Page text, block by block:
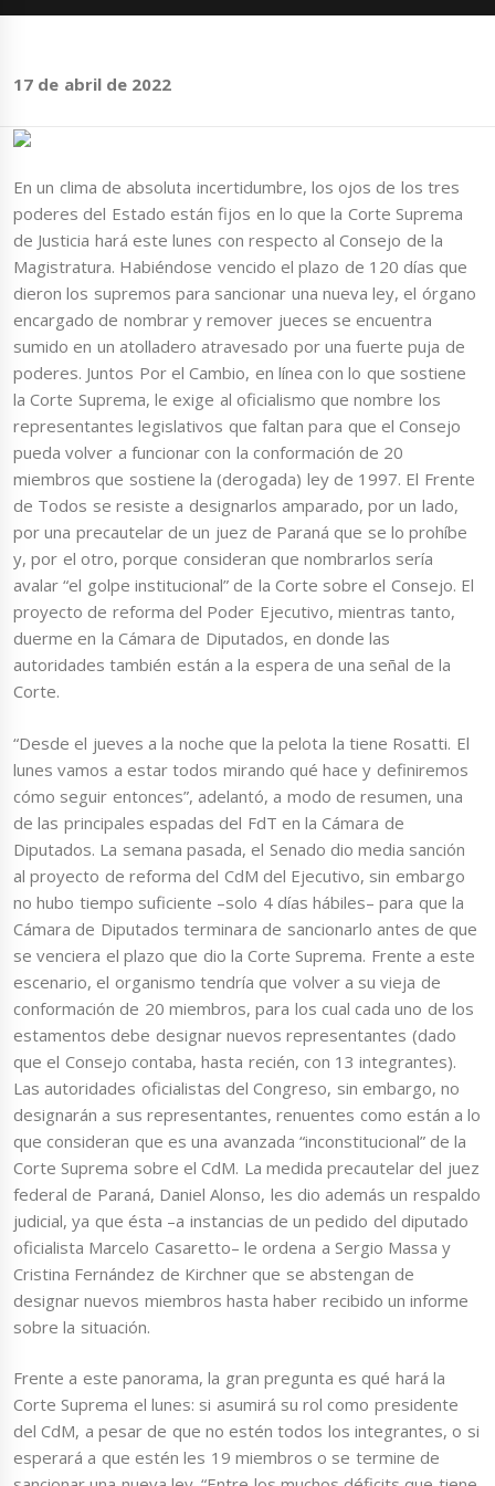
17 de abril de 2022
En un clima de absoluta incertidumbre, los ojos de los tres
poderes del Estado están fijos en lo que la Corte Suprema
de Justicia hará este lunes con respecto al Consejo de la
Magistratura. Habiéndose vencido el plazo de 120 días que
dieron los supremos para sancionar una nueva ley, el órgano
encargado de nombrar y remover jueces se encuentra
sumido en un atolladero atravesado por una fuerte puja de
poderes. Juntos Por el Cambio, en línea con lo que sostiene
la Corte Suprema, le exige al oficialismo que nombre los
representantes legislativos que faltan para que el Consejo
pueda volver a funcionar con la conformación de 20
miembros que sostiene la (derogada) ley de 1997. El Frente
de Todos se resiste a designarlos amparado, por un lado,
por una precautelar de un juez de Paraná que se lo prohíbe
y, por el otro, porque consideran que nombrarlos sería
avalar “el golpe institucional” de la Corte sobre el Consejo. El
proyecto de reforma del Poder Ejecutivo, mientras tanto,
duerme en la Cámara de Diputados, en donde las
autoridades también están a la espera de una señal de la
Corte.
“Desde el jueves a la noche que la pelota la tiene Rosatti. El
lunes vamos a estar todos mirando qué hace y definiremos
cómo seguir entonces”, adelantó, a modo de resumen, una
de las principales espadas del FdT en la Cámara de
Diputados. La semana pasada, el Senado dio media sanción
al proyecto de reforma del CdM del Ejecutivo, sin embargo
no hubo tiempo suficiente –solo 4 días hábiles– para que la
Cámara de Diputados terminara de sancionarlo antes de que
se venciera el plazo que dio la Corte Suprema. Frente a este
escenario, el organismo tendría que volver a su vieja de
conformación de 20 miembros, para los cual cada uno de los
estamentos debe designar nuevos representantes (dado
que el Consejo contaba, hasta recién, con 13 integrantes).
Las autoridades oficialistas del Congreso, sin embargo, no
designarán a sus representantes, renuentes como están a lo
que consideran que es una avanzada “inconstitucional” de la
Corte Suprema sobre el CdM. La medida precautelar del juez
federal de Paraná, Daniel Alonso, les dio además un respaldo
judicial, ya que ésta –a instancias de un pedido del diputado
oficialista Marcelo Casaretto– le ordena a Sergio Massa y
Cristina Fernández de Kirchner que se abstengan de
designar nuevos miembros hasta haber recibido un informe
sobre la situación.
Frente a este panorama, la gran pregunta es qué hará la
Corte Suprema el lunes: si asumirá su rol como presidente
del CdM, a pesar de que no estén todos los integrantes, o si
esperará a que estén les 19 miembros o se termine de